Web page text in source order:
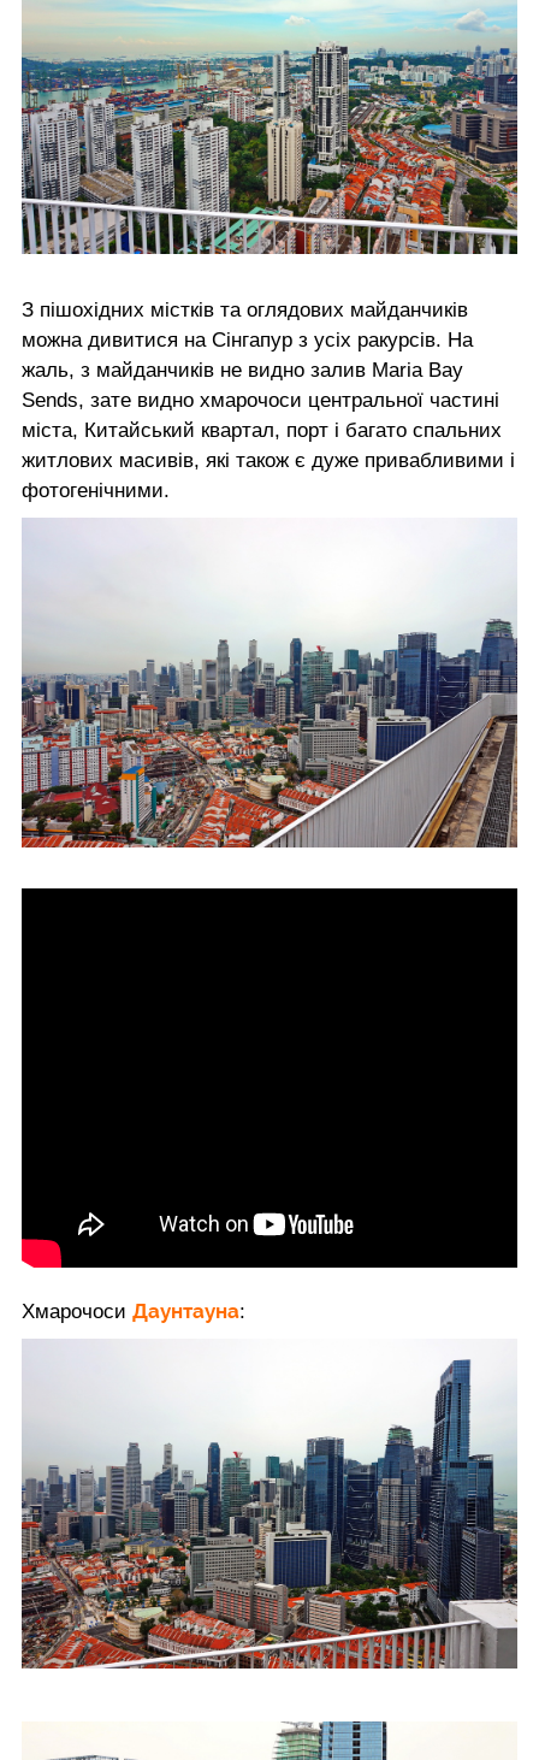
З пішохідних містків та оглядових майданчиків
можна дивитися на Сінгапур з усіх ракурсів. На
жаль, з майданчиків не видно залив Maria Bay
Sends, зате видно хмарочоси центральної частині
міста, Китайський квартал, порт і багато спальних
житлових масивів, які також є дуже привабливими і
фотогенічними.
Хмарочоси Даунтауна: